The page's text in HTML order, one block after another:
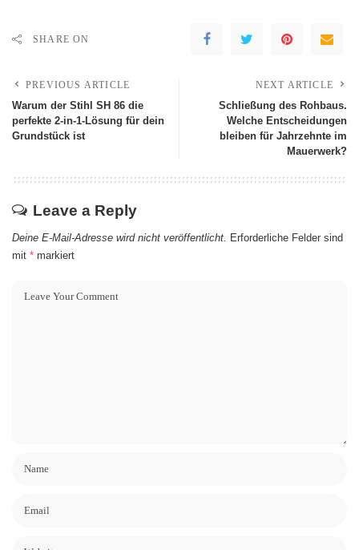
SHARE ON
PREVIOUS ARTICLE
Warum der Stihl SH 86 die
perfekte 2-in-1-Lösung für dein
Grundstück ist
NEXT ARTICLE
Schließung des Rohbaus.
Welche Entscheidungen
bleiben für Jahrzehnte im
Mauerwerk?
Leave a Reply
Deine E-Mail-Adresse wird nicht veröffentlicht. Erforderliche Felder sind
mit * markiert